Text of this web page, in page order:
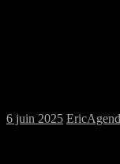
6 juin 2025 Eric